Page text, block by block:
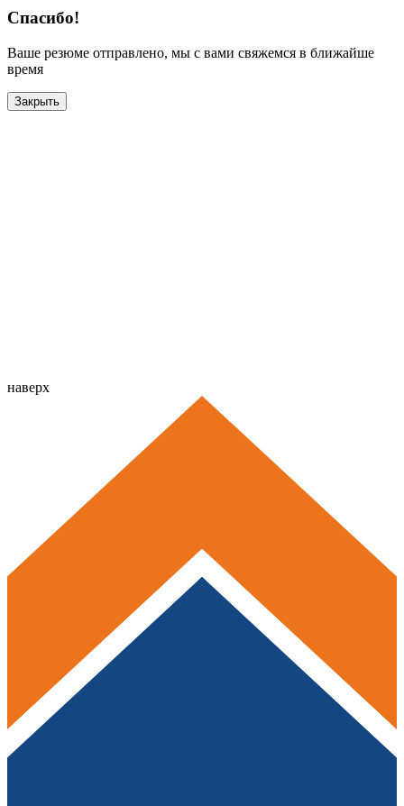
наверх
Спасибо!
Ваше резюме отправлено, мы с вами свяжемся в ближайше
время
Закрыть